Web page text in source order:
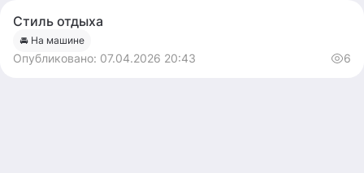
Стиль отдыха
🚘 На машине
Опубликовано: 07.04.2026 20:43 6